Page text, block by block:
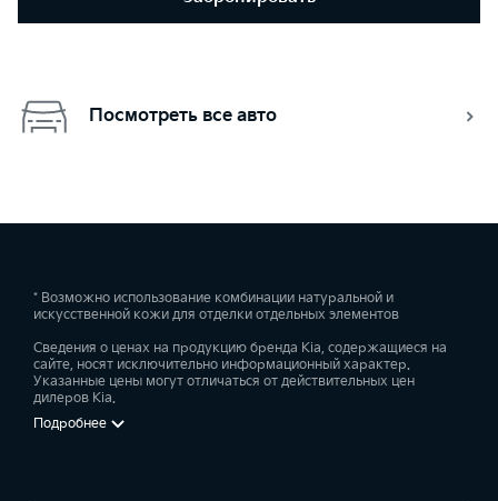
Посмотреть все авто
* Возможно использование комбинации натуральной и
искусственной кожи для отделки отдельных элементов
Сведения о ценах на продукцию бренда Kia, содержащиеся на
сайте, носят исключительно информационный характер.
Указанные цены могут отличаться от действительных цен
дилеров Kia.
Подробнее